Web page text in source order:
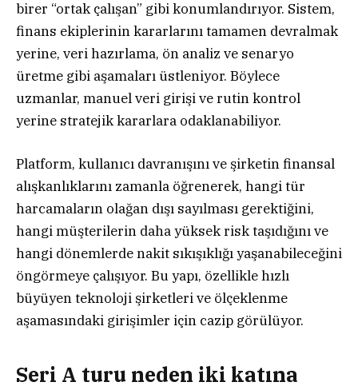
birer “ortak çalışan” gibi konumlandırıyor. Sistem,
finans ekiplerinin kararlarını tamamen devralmak
yerine, veri hazırlama, ön analiz ve senaryo
üretme gibi aşamaları üstleniyor. Böylece
uzmanlar, manuel veri girişi ve rutin kontrol
yerine stratejik kararlara odaklanabiliyor.
Platform, kullanıcı davranışını ve şirketin finansal
alışkanlıklarını zamanla öğrenerek, hangi tür
harcamaların olağan dışı sayılması gerektiğini,
hangi müşterilerin daha yüksek risk taşıdığını ve
hangi dönemlerde nakit sıkışıklığı yaşanabileceğini
öngörmeye çalışıyor. Bu yapı, özellikle hızlı
büyüyen teknoloji şirketleri ve ölçeklenme
aşamasındaki girişimler için cazip görülüyor.
Seri A turu neden iki katına